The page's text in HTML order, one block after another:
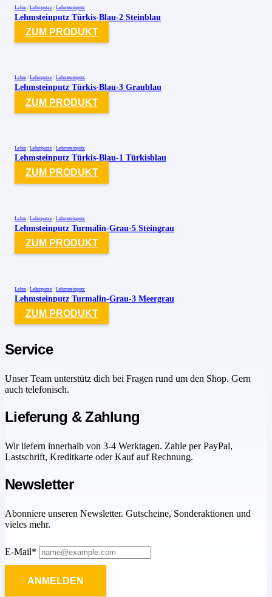
Lehm / Lehmputze / Lehmsteinputz
Lehmsteinputz Türkis-Blau-2 Steinblau
ZUM PRODUKT
Lehm / Lehmputze / Lehmsteinputz
Lehmsteinputz Türkis-Blau-3 Graublau
ZUM PRODUKT
Lehm / Lehmputze / Lehmsteinputz
Lehmsteinputz Türkis-Blau-1 Türkisblau
ZUM PRODUKT
Lehm / Lehmputze / Lehmsteinputz
Lehmsteinputz Turmalin-Grau-5 Steingrau
ZUM PRODUKT
Lehm / Lehmputze / Lehmsteinputz
Lehmsteinputz Turmalin-Grau-3 Meergrau
ZUM PRODUKT
Service
Unser Team unterstütz dich bei Fragen rund um den Shop. Gern
auch telefonisch.
Lieferung & Zahlung
Wir liefern innerhalb von 3-4 Werktagen. Zahle per PayPal,
Lastschrift, Kreditkarte oder Kauf auf Rechnung.
Newsletter
Abonniere unseren Newsletter. Gutscheine, Sonderaktionen und
vieles mehr.
E-Mail*
ANMELDEN